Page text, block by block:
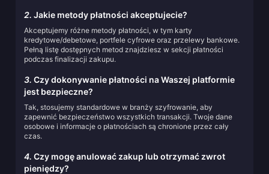
2. Jakie metody płatności akceptujecie?
Akceptujemy różne metody płatności, w tym karty
kredytowe/debetowe, portfele cyfrowe oraz przelewy bankowe.
Pełną listę dostępnych metod znajdziesz w sekcji płatności
podczas finalizacji zakupu.
3. Czy dokonywanie płatności na Waszej platformie
jest bezpieczne?
Tak, stosujemy standardowe w branży szyfrowanie, aby
zapewnić bezpieczeństwo wszystkich transakcji. Twoje dane
osobowe i informacje o płatnościach są chronione przez cały
czas.
4. Czy mogę anulować zakup lub otrzymać zwrot
pieniędzy?